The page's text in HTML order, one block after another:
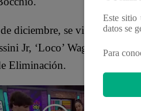
diciembre, se vive una
Jr, ‘Loco’ Wagner, Santi
Eliminación.
Este sitio
datos se
Para